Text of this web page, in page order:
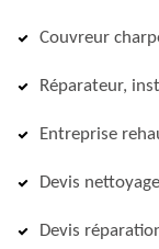
Couvreur
Réparateur,
Entreprise
Devis
Devis